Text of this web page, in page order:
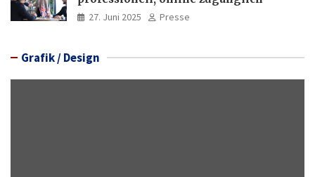
27. Juni 2025 Presse
Grafik / Design